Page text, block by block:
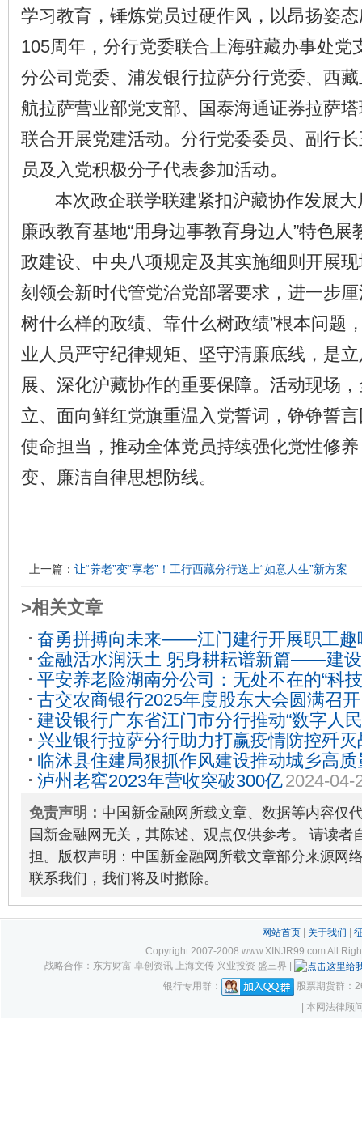
学习教育，锤炼党员过硬作风，以昂扬姿
105周年，分行党委联合上海驻藏办事处党
分公司党委、浦发银行拉萨分行党委、西
航拉萨营业部党支部、国泰海通证券拉萨
联合开展党建活动。分行党委委员、副行
员及入党积极分子代表参加活动。
本次政企联学联建紧扣沪藏协作发展大
廉政教育基地“用身边事教育身边人”特色
政建设、中央八项规定及其实施细则开展
刻领会新时代管党治党部署要求，进一步
树什么样的政绩、靠什么树政绩”根本问题
业人员严守纪律规矩、坚守清廉底线，是
展、深化沪藏协作的重要保障。活动现场
立、面向鲜红党旗重温入党誓词，铮铮誓
使命担当，推动全体党员持续强化党性修
变、廉洁自律思想防线。
上一篇： 让“养老”变“享老”！工行西藏分行送上“如意人生”新方案
>相关文章
奋勇拼搏向未来——江门建行开展职工趣
30
金融活水润沃土 躬身耕耘谱新篇——建
分行以金融之笔绘就乡村振兴壮美画卷
平安养老险湖南分公司：无处不在的“科
心吃饭吗？2022-11-08
古交农商银行2025年度股东大会圆满召开
建设银行广东省江门市分行推动“数字人
务发展2025-03-16
兴业银行拉萨分行助力打赢疫情防控歼灭
临沭县住建局狠抓作风建设推动城乡高质
泸州老窖2023年营收突破300亿2024-04-
免责声明： 中国新金融网所载文章、数据等内容仅
国新金融网无关，其陈述、观点仅供参考。 请读者
担。版权声明：中国新金融网所载文章部分来源网
联系我们，我们将及时撤除。
网站首页| 关于我们
Copyright 2007-2008 www.XINJR99.com All
战略合作：东方财富 卓创资讯 上海文传 兴业投资 盛三界 |
银行专用群：
股票期货群：
| 本网法律顾